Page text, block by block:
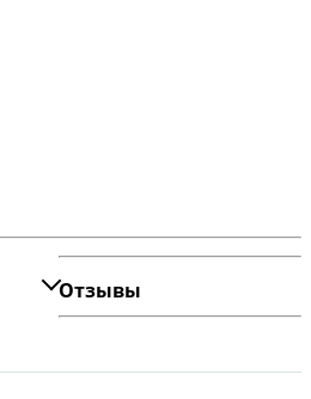
Отзывы